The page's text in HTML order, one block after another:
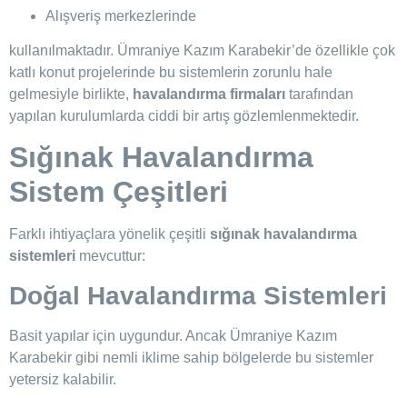
Alışveriş merkezlerinde
kullanılmaktadır. Ümraniye Kazım Karabekir’de özellikle çok
katlı konut projelerinde bu sistemlerin zorunlu hale
gelmesiyle birlikte, havalandırma firmaları tarafından
yapılan kurulumlarda ciddi bir artış gözlemlenmektedir.
Sığınak Havalandırma
Sistem Çeşitleri
Farklı ihtiyaçlara yönelik çeşitli sığınak havalandırma
sistemleri mevcuttur:
Doğal Havalandırma Sistemleri
Basit yapılar için uygundur. Ancak Ümraniye Kazım
Karabekir gibi nemli iklime sahip bölgelerde bu sistemler
yetersiz kalabilir.